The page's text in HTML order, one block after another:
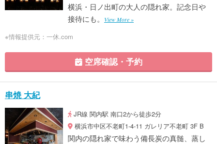
横浜・日ノ出町の大人の隠れ家。記念日や
接待にも。
View More »
※情報提供元：一休.com
空席確認・予約
串焼 大紀
JR線 関内駅 南口2から徒歩2分
横浜市中区不老町1-4-11 ガレリア不老町 3F B
関内の隠れ家で味わう備長炭の真髄、蒸し